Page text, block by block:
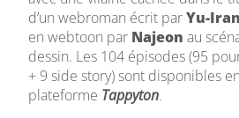
d’un webroman écrit parYu-Iran
en webtoon par Najeon au
dessin. Les 104 épisodes (95
+ 9 side story) sont disponibles
plateforme Tappyton.